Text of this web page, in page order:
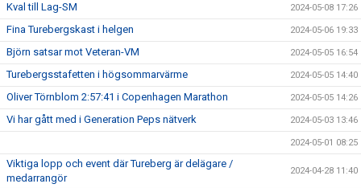
Kval till Lag-SM 2024-05-08 17:26
Fina Turebergskast i helgen 2024-05-06 19:33
Björn satsar mot Veteran-VM 2024-05-05 16:54
Turebergsstafetten i högsommarvärme 2024-05-05 14:40
Oliver Törnblom 2:57:41 i Copenhagen Marathon 2024-05-05 14:26
Vi har gått med i Generation Peps nätverk 2024-05-03 13:46
2024-05-01 08:25
Viktiga lopp och event där Tureberg är delägare /
medarrangör
2024-04-28 11:40